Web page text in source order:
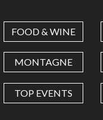
FOOD & WINE
MONTAGNE
TOP EVENTS